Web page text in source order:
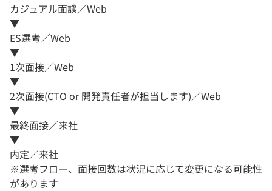
カジュアル面談／Web
▼
ES選考／Web
▼
1次面接／Web
▼
2次面接(CTO or 開発責任者が担当します)／Web
▼
最終面接／来社
▼
内定／来社
※選考フロー、面接回数は状況に応じて変更になる可能性
があります